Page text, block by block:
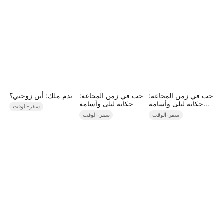
ندم ملك: أين زوجتي؟
سفر-الوقت
حب في زمن المجاعة:
حكاية ليلى وأسامة
سفر-الوقت
حب في زمن المجاعة:
حكاية ليلى وأسامة
سفر-الوقت